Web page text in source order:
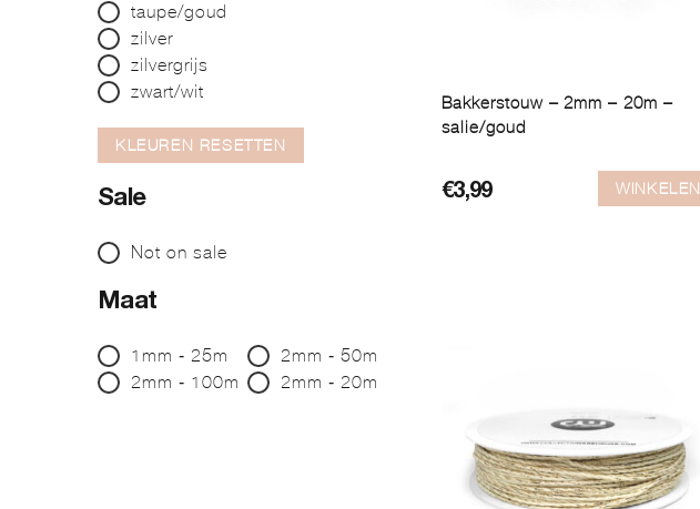
taupe/goud
zilver
zilvergrijs
zwart/wit
KLEUREN RESETTEN
Sale
Not on sale
Maat
1mm - 25m
2mm - 50m
2mm - 100m
2mm - 20m
Bakkerstouw – 2mm – 20m –
salie/goud
€3,99 WINKELEN